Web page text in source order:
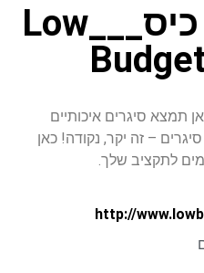
סיגרים לכל כיס___Low
תמצא סיגרים איכותיים
– זה יקר, נקודה! כאן
לתקציב שלך.